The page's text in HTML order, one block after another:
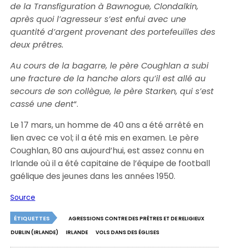
de la Transfiguration à Bawnogue, Clondalkin,
après quoi l’agresseur s’est enfui avec une
quantité d’argent provenant des portefeuilles des
deux prêtres.
Au cours de la bagarre, le père Coughlan a subi
une fracture de la hanche alors qu’il est allé au
secours de son collègue, le père Starken, qui s’est
cassé une dent“.
Le 17 mars, un homme de 40 ans a été arrêté en
lien avec ce vol; il a été mis en examen. Le père
Coughlan, 80 ans aujourd’hui, est assez connu en
Irlande où il a été capitaine de l’équipe de football
gaélique des jeunes dans les années 1950.
Source
ÉTIQUETTES
AGRESSIONS CONTRE DES PRÊTRES ET DE RELIGIEUX
DUBLIN (IRLANDE)
IRLANDE VOLS DANS DES ÉGLISES